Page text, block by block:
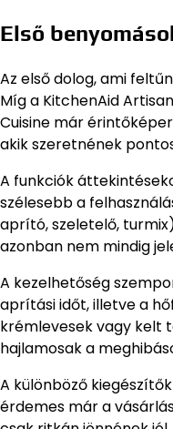
Első
Az első dolog, ami
Míg a KitchenAid
Cuisine már
akik szeretnének
A funkciók
szélesebb a
aprító, szeletelő,
azonban nem mindig
A kezelhetőség
aprítási időt, illetve a
krémlevesek vagy kelt
hajlamosak a
A különböző
érdemes már a